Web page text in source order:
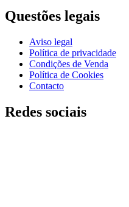
Questões legais
Aviso legal
Política de privacidade
Condições de Venda
Polí­tica de Cookies
Contacto
Redes sociais